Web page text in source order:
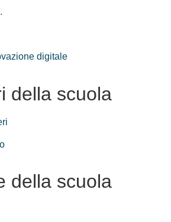
digitale
della scuola
della scuola